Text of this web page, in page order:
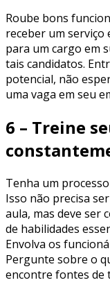
Roube bons
receber um serviço
para um cargo em
tais candidatos.
potencial, não
uma vaga em seu
6 – Treine
Tenha um
Isso não precisa
aula, mas deve ser
de habilidades
Envolva os
Pergunte sobre o
encontre fontes de